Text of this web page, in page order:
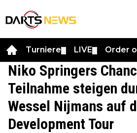
Turniere LIVE Order
Niko Springers
Teilnahme steigen
Wessel Nijmans auf
Development Tour